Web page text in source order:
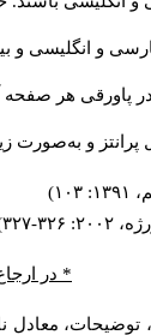
و بین ۴-۶ کلمه نوشته
پاورقی هر صفحه
پرانتز و به‌صورت
۳۲۷)
* در
توضیحات،